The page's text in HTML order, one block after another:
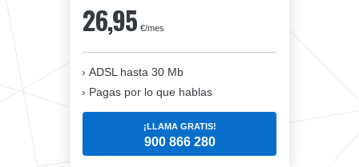
26,95 €/mes
ADSL hasta 30 Mb
Pagas por lo que hablas
¡LLAMA GRATIS!
900 866 280